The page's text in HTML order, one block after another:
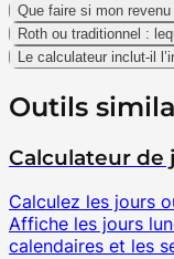
Que faire si mon
Roth ou traditionnel :
Le calculateur inclut-il
Outils
Calculateur de
Calculez les jours
Affiche les jours
calendaires et les